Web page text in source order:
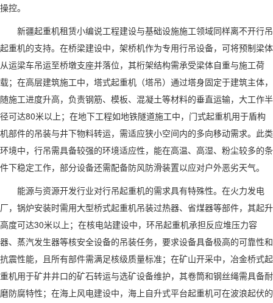
操控。
新疆起重机租赁小编说工程建设与基础设施施工领域同样离不开行吊
起重机的支持。在桥梁建设中，架桥机作为专用行吊设备，可将预制梁体
从运梁车吊运至桥墩支座并落位，其桁架结构需承受梁体自重与施工荷
载；在高层建筑施工中，塔式起重机（塔吊）通过塔身固定于建筑主体，
随施工进度升高，负责钢筋、模板、混凝土等材料的垂直运输，大工作半
径可达80米以上；在地下工程如地铁隧道施工中，门式起重机用于盾构
机部件的吊装与井下物料转运，需适应狭小空间内的多向移动需求。此类
环境中，行吊需具备较强的环境适应性，能在高温、高湿、粉尘较多的条
件下稳定工作，部分设备还需配备防风防滑装置以应对户外恶劣天气。
能源与资源开发行业对行吊起重机的需求具有特殊性。在火力发电
厂，锅炉安装时需用大型桥式起重机吊装过热器、省煤器等部件，其起升
高度可达30米以上；在核电站建设中，环吊起重机承担反应堆压力容
器、蒸汽发生器等核安全设备的吊装任务，要求设备具备极高的可靠性和
抗震性能，且所有部件需满足核级质量标准；在矿山开采中，冶金桥式起
重机用于矿井井口的矿石转运与选矿设备维护，其卷筒和钢丝绳需具备耐
磨防腐特性；在海上风电建设中，海上自升式平台起重机可在波浪起伏的